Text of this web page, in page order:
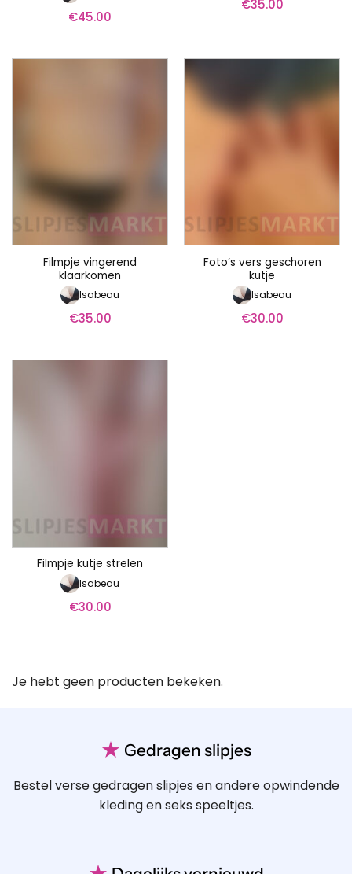
€45.00
€35.00
Filmpje vingerend
klaarkomen
Isabeau
€35.00
Foto’s vers geschoren
kutje
Isabeau
€30.00
Filmpje kutje strelen
Isabeau
€30.00
Je hebt geen producten bekeken.
★ Gedragen slipjes
Bestel verse gedragen slipjes en andere opwindende
kleding en seks speeltjes.